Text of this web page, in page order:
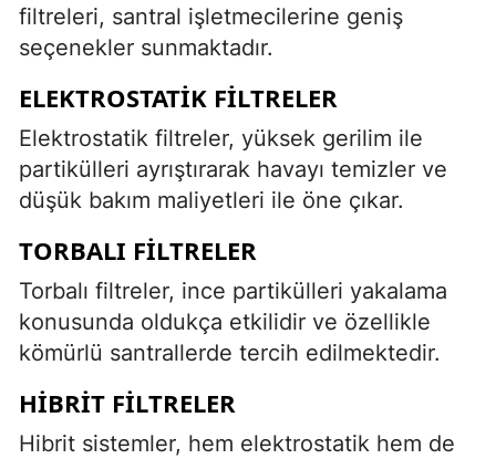
filtreleri, santral işletmecilerine geniş
seçenekler sunmaktadır.
ELEKTROSTATIK FILTRELER
Elektrostatik filtreler, yüksek gerilim ile
partikülleri ayrıştırarak havayı temizler ve
düşük bakım maliyetleri ile öne çıkar.
TORBALI FILTRELER
Torbalı filtreler, ince partikülleri yakalama
konusunda oldukça etkilidir ve özellikle
kömürlü santrallerde tercih edilmektedir.
HIBRIT FILTRELER
Hibrit sistemler, hem elektrostatik hem de